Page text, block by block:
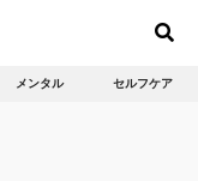
メンタル セルフケア